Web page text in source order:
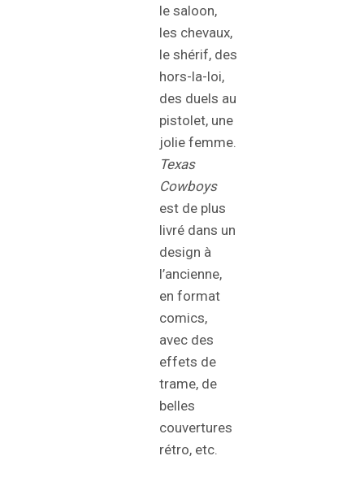
le saloon,
les chevaux,
le shérif, des
hors-la-loi,
des duels au
pistolet, une
jolie femme.
Texas
Cowboys
est de plus
livré dans un
design à
l’ancienne,
en format
comics,
avec des
effets de
trame, de
belles
couvertures
rétro, etc.